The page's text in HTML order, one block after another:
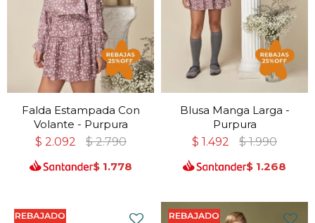
Falda Estampada Con
Volante - Purpura
$ 2.092 $ 2.790
$ 1.778
Blusa Manga Larga -
Purpura
$ 1.492 $ 1.990
$ 1.268